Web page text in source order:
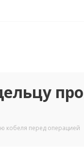
кобеля перед операцией